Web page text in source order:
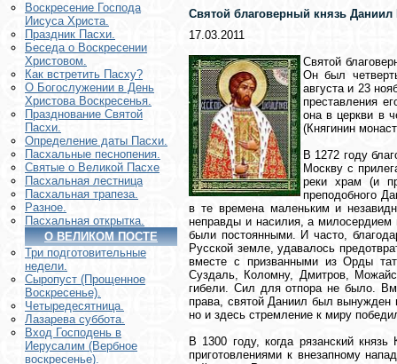
Воскреcение Господа
Иисуса Христа.
Праздник Пасхи.
Беседа о Воскресении
Христовом.
Как встретить Пасху?
О Богослужении в День
Христова Воскресенья.
Празднование Святой
Пасхи.
Определение даты Пасхи.
Пасхальные песнопения.
Святые о Великой Пасхе
Пасхальная лестница
Пасхальная трапеза.
Разное.
Пасхальная открытка.
О ВЕЛИКОМ ПОСТЕ
Три подготовительные
недели.
Сыропуст (Прощенное
Воскресенье).
Четыредесятница.
Лазарева суббота.
Вход Господень в
Иерусалим (Вербное
воскресенье).
Святой благоверный князь
17.03.2011
Святой
Он был
августа и 23
преставления
она в церкви в
(Княгинин
В 1272 году
Москву с
реки храм (и
преподобного
в те времена маленьким и
неправды и насилия, а
были постоянными. И часто,
Русской земле, удавалось
вместе с призванными из Орды
Суздаль, Коломну, Дмитров,
гибели. Сил для отпора не было.
права, святой Даниил был вынужден
но и здесь стремление к миру
В 1300 году, когда рязанский
приготовлениями к внезапному